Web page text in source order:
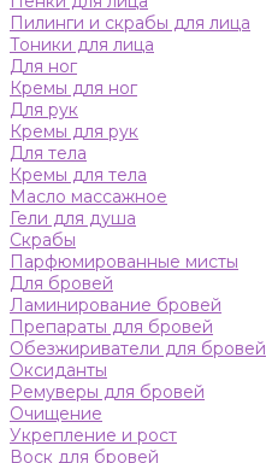
Пилинги и скрабы для лица
Тоники для лица
Для ног
Кремы для ног
Для рук
Кремы для рук
Для тела
Кремы для тела
Масло массажное
Гели для душа
Скрабы
Парфюмированные мисты
Для бровей
Ламинирование бровей
Препараты для бровей
Обезжириватели для бровей
Оксиданты
Ремуверы для бровей
Очищение
Укрепление и рост
Воск для бровей